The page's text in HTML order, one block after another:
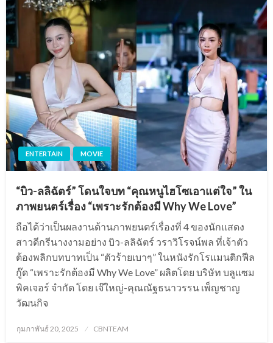
ENTERTAIN MOVIE
“บิว-ลลิฉัตร์” โดนใจบท “คุณหนูไฮโซเอาแต่ใจ” ใน
ภาพยนตร์เรื่อง “เพราะรักต้องมี Why We Love”
ถือได้ว่าเป็นผลงานด้านภาพยนตร์เรื่องที่ 4 ของนักแสดง
สาวดีกรีนางงามอย่าง บิว-ลลิฉัตร์ วราวิโรจน์พล ที่เจ้าตัว
ต้องพลิกบทบาทเป็น “ตัวร้ายเบาๆ” ในหนังรักโรแมนติกฟีล
กู๊ด “เพราะรักต้องมี Why We Love” ผลิตโดย บริษัท บลูแซม
พิคเจอร์ จำกัด โดย เจ๊ใหญ่-คุณณัฐธนาวรรน เพ็ญชาญ
วัฒนกิจ
Posted
กุมภาพันธ์ 20, 2025 CBNTEAM